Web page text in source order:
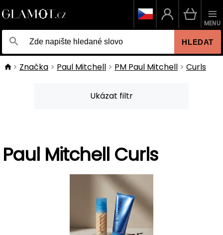
HLEDAT
MENU
Značka Paul Mitchell PM Paul Mitchell Curls
Ukázat filtr
Paul Mitchell Curls